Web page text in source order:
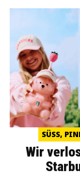
SÜSS,
Wir